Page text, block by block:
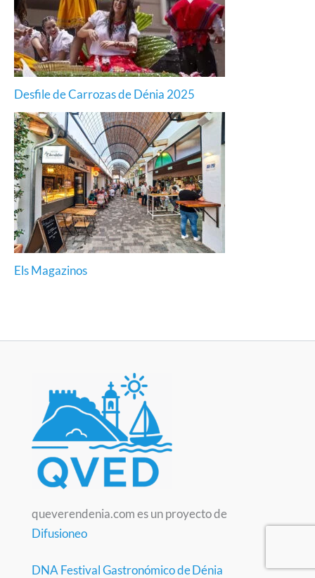
Desfile de Carrozas de Dénia 2025
Els Magazinos
queverendenia.com es un proyecto de
Difusioneo
DNA Festival Gastronómico de Dénia